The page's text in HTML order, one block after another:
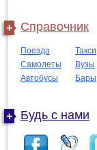
Справочник
Поезда Такси
Самолеты
Вузы
Автобусы
Бары
Будь с нами